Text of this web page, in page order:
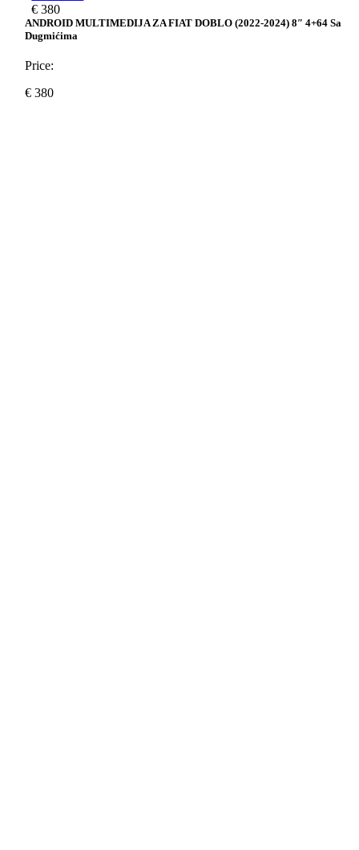
€ 380
ANDROID MULTIMEDIJA ZA FIAT DOBLO (2022-2024) 8″ 4+64 Sa
Dugmićima
Price:
€ 380